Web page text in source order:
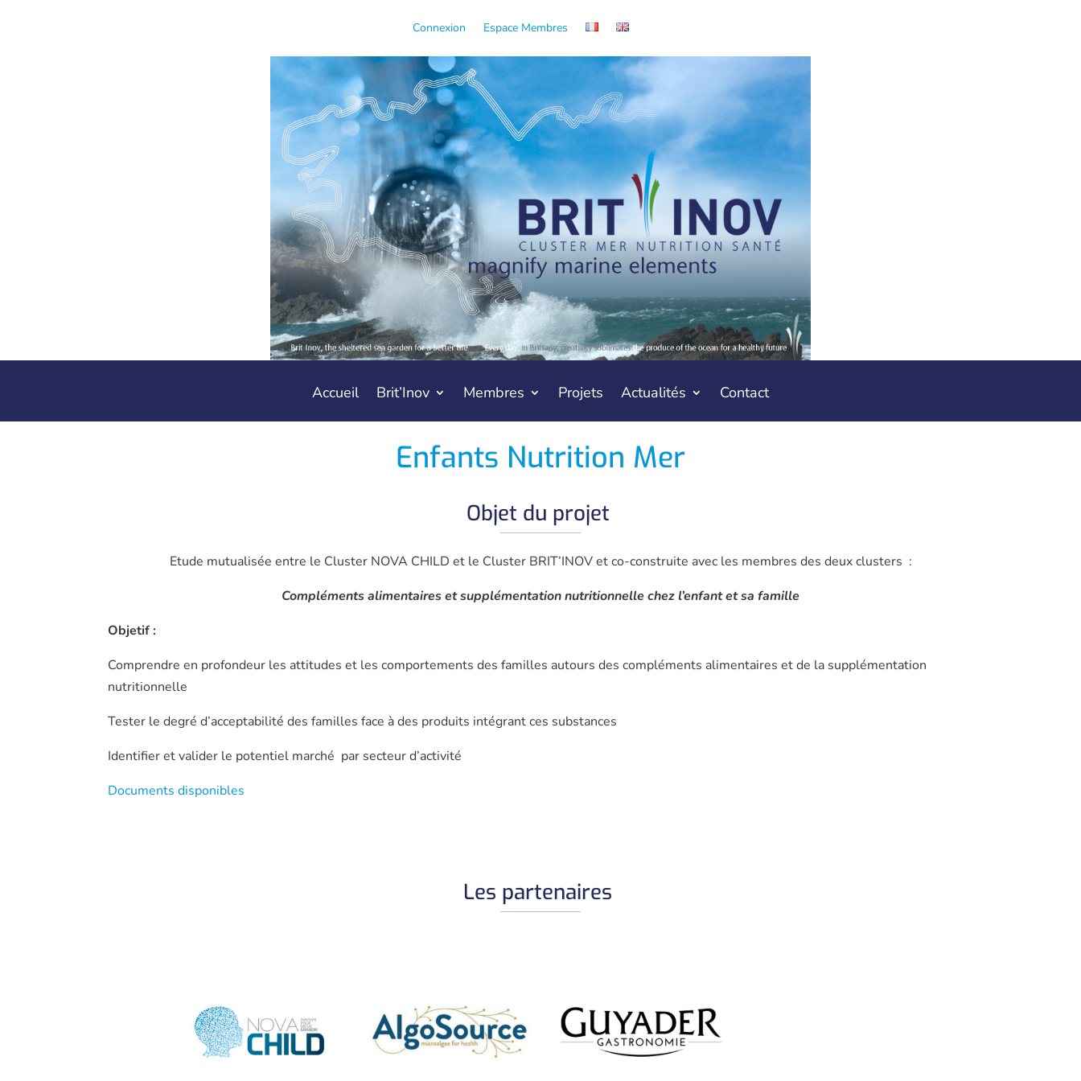
Connexion Espace Membres
Accueil Brit’Inov Membres Projets Actualités Contact
Enfants Nutrition Mer
Objet du projet
Etude mutualisée entre le Cluster NOVA CHILD et le Cluster BRIT’INOV et co-construite avec les membres des deux clusters :
Compléments alimentaires et supplémentation nutritionnelle chez l’enfant et sa famille
Objetif :
Comprendre en profondeur les attitudes et les comportements des familles autours des compléments alimentaires et de la supplémentation
nutritionnelle
Tester le degré d’acceptabilité des familles face à des produits intégrant ces substances
Identifier et valider le potentiel marché par secteur d’activité
Documents disponibles
Les partenaires